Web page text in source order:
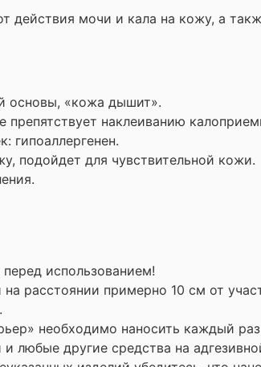
действия мочи и кала на кожу, а
основы, «кожа дышит».
наклеиванию
гипоаллергенен.
подойдет для чувствительной кожи.
использованием!
расстоянии примерно 10 см от
необходимо наносить каждый
любые другие средства на